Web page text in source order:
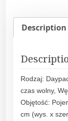
Description
Rodzaj:
czas wolny,
Objętość:
cm (wys. x